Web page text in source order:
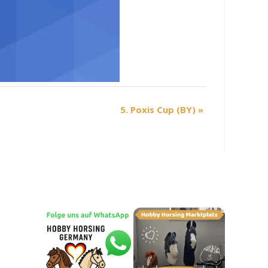
5. Poxis Cup (BY) »